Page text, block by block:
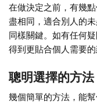
在做決定之前，有幾
盡相同，適合別人的
同樣關鍵。如有任何
得到更貼合個人需要的
聰明選擇的方法
幾個簡單的方法，能